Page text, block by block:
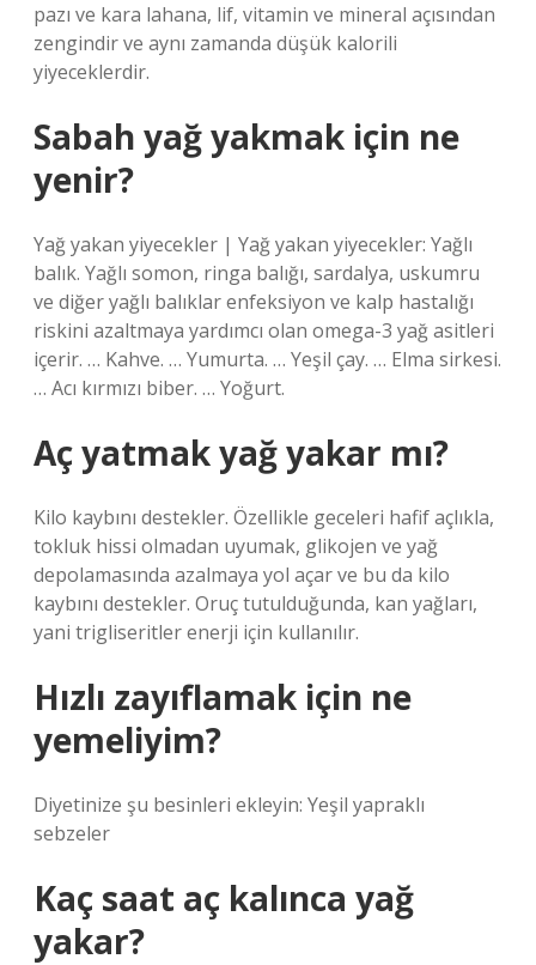
pazı ve kara lahana, lif, vitamin ve mineral açısından
zengindir ve aynı zamanda düşük kalorili
yiyeceklerdir.
Sabah yağ yakmak için ne
yenir?
Yağ yakan yiyecekler | Yağ yakan yiyecekler: Yağlı
balık. Yağlı somon, ringa balığı, sardalya, uskumru
ve diğer yağlı balıklar enfeksiyon ve kalp hastalığı
riskini azaltmaya yardımcı olan omega-3 yağ asitleri
içerir. … Kahve. … Yumurta. … Yeşil çay. … Elma sirkesi.
… Acı kırmızı biber. … Yoğurt.
Aç yatmak yağ yakar mı?
Kilo kaybını destekler. Özellikle geceleri hafif açlıkla,
tokluk hissi olmadan uyumak, glikojen ve yağ
depolamasında azalmaya yol açar ve bu da kilo
kaybını destekler. Oruç tutulduğunda, kan yağları,
yani trigliseritler enerji için kullanılır.
Hızlı zayıflamak için ne
yemeliyim?
Diyetinize şu besinleri ekleyin: Yeşil yapraklı
sebzeler
Kaç saat aç kalınca yağ
yakar?